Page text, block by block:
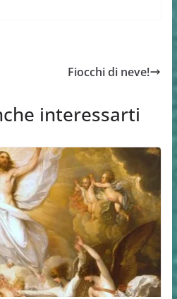
Fiocchi di neve!
interessarti